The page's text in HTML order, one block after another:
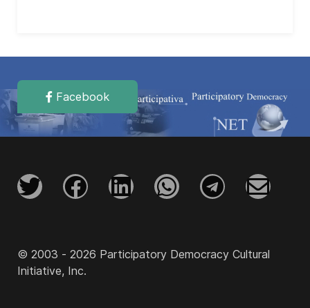
Facebook
© 2003 - 2026 Participatory Democracy Cultural
Initiative, Inc.